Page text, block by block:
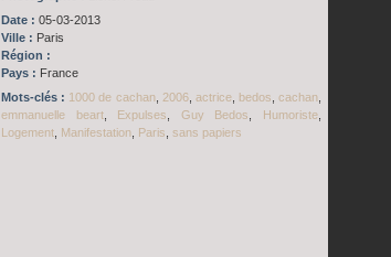
Date : 05-03-2013
Ville : Paris
Région :
Pays : France
Mots-clés : 1000 de cachan, 2006, actrice, bedos cachan
emmanuelle beart, Expulses Guy Bedos Humoriste
Logement Manifestation Paris sans papiers